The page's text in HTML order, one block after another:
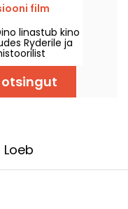
film
linastub kino
Ryderile ja
Loeb